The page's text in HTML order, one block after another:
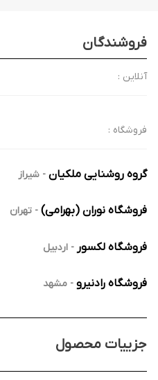
فروشندگان
آنلاین :
فروشگاه :
گروه روشنایی ملکیان - شیراز
فروشگاه نوران (بهرامی) - تهران
فروشگاه لکسور - اردبیل
فروشگاه رادنیرو - مشهد
جزییات محصول